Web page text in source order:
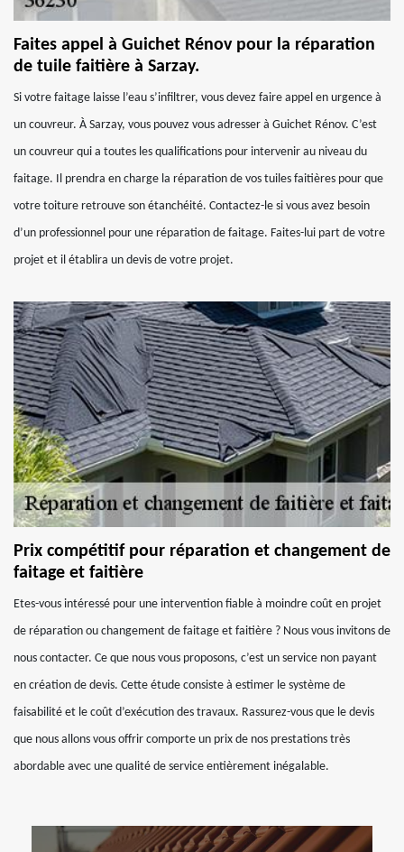
Faites appel à Guichet Rénov pour la réparation
de tuile faitière à Sarzay.
Si votre faitage laisse l’eau s’infiltrer, vous devez faire appel en urgence à
un couvreur. À Sarzay, vous pouvez vous adresser à Guichet Rénov. C’est
un couvreur qui a toutes les qualifications pour intervenir au niveau du
faitage. Il prendra en charge la réparation de vos tuiles faitières pour que
votre toiture retrouve son étanchéité. Contactez-le si vous avez besoin
d’un professionnel pour une réparation de faitage. Faites-lui part de votre
projet et il établira un devis de votre projet.
Prix compétitif pour réparation et changement de
faitage et faitière
Etes-vous intéressé pour une intervention fiable à moindre coût en projet
de réparation ou changement de faitage et faitière ? Nous vous invitons de
nous contacter. Ce que nous vous proposons, c’est un service non payant
en création de devis. Cette étude consiste à estimer le système de
faisabilité et le coût d’exécution des travaux. Rassurez-vous que le devis
que nous allons vous offrir comporte un prix de nos prestations très
abordable avec une qualité de service entièrement inégalable.